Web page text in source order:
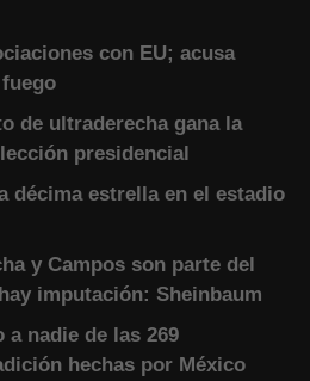
con EU; acusa
de ultraderecha gana la
presidencial
décima estrella en el estadio
y Campos son parte del
imputación: Sheinbaum
a nadie de las 269
hechas por México